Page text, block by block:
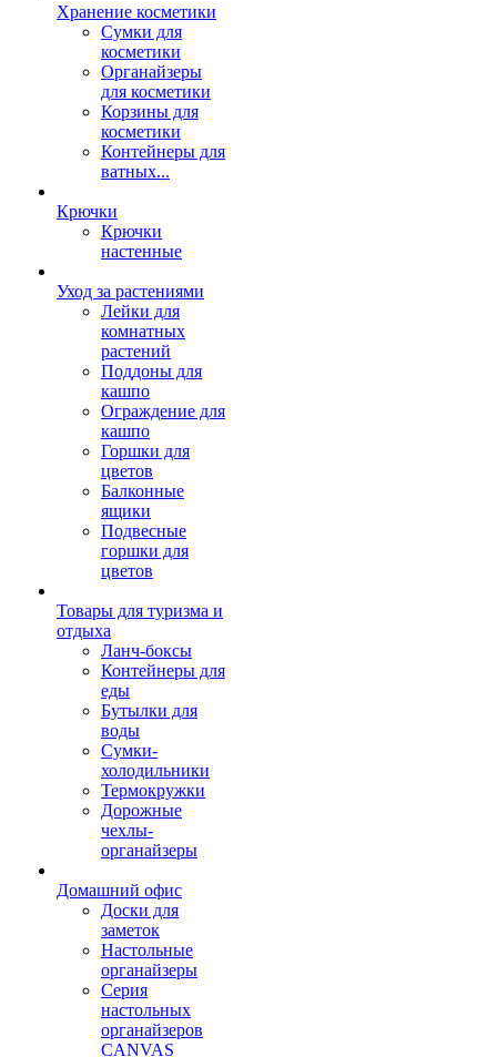
Хранение косметики
Сумки для
косметики
Органайзеры
для косметики
Корзины для
косметики
Контейнеры для
ватных...
Крючки
Крючки
настенные
Уход за растениями
Лейки для
комнатных
растений
Поддоны для
кашпо
Ограждение для
кашпо
Горшки для
цветов
Балконные
ящики
Подвесные
горшки для
цветов
Товары для туризма и
отдыха
Ланч-боксы
Контейнеры для
еды
Бутылки для
воды
Сумки-
холодильники
Термокружки
Дорожные
чехлы-
органайзеры
Домашний офис
Доски для
заметок
Настольные
органайзеры
Серия
настольных
органайзеров
CANVAS